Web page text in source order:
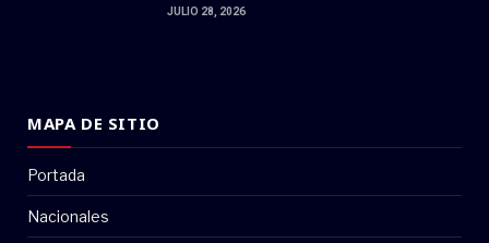
JULIO 28, 2026
MAPA DE SITIO
Portada
Nacionales